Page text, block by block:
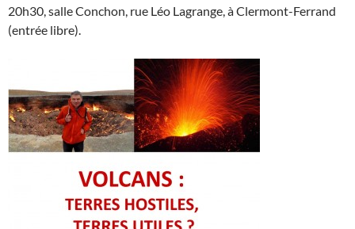
20h30, salle Conchon, rue Léo Lagrange, à Clermont-Ferrand
(entrée libre).